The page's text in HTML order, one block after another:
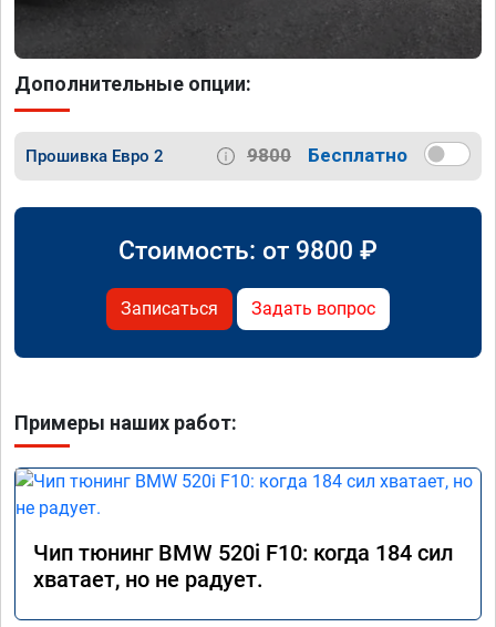
Дополнительные опции:
Прошивка Евро 2 9800 Бесплатно
Стоимость: от 9800 ₽
Записаться Задать вопрос
Примеры наших работ:
Чип тюнинг BMW 520i F10: когда 184 сил
хватает, но не радует.